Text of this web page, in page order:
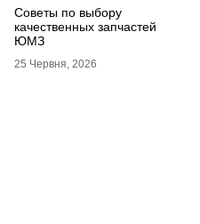
Советы по выбору
качественных запчастей
ЮМЗ
25 Червня, 2026